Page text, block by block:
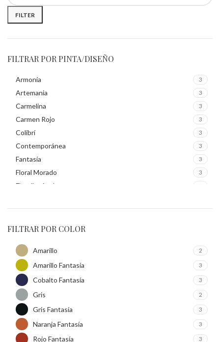
FILTER
FILTRAR POR PINTA/DISEÑO
Armonía 3
Artemania 3
Carmelina 3
Carmen Rojo 3
Colibrí 3
Contemporánea 3
Fantasía 3
Floral Morado 3
Florelba Azul
Inspiración
Mayoral 3
Navidad 3
Nido Verde 4
Primavera 3
Terracota 3
Turquesa 3
FILTRAR POR COLOR
Amarillo 2
Amarillo Fantasía 3
Cobalto Fantasía 3
Gris 2
Gris Fantasía 3
Naranja Fantasía 3
Rojo Fantasía 3